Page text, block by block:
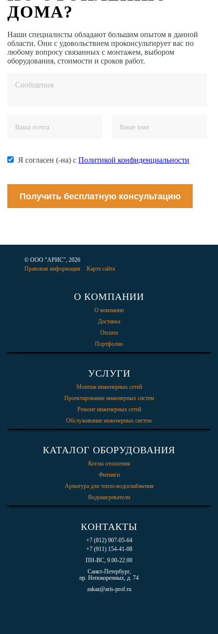
ДОМА?
Наши специалисты обладают большим опытом в данной
области. Они с удовольствием проконсультирует вас по
любому вопросу связанных с монтажем, выбором
оборудования, стоимости и сроков работ.
Я согласен (-на) с Политикой конфиденциальности
Получить бесплатную консультацию
© ООО "АРИС", 2026
Правовая информация
Карта сайта
О КОМПАНИИ
О компании
Доставка
Оплата
Портфолио
УСЛУГИ
Монтаж инженерных сетей
Проектирование инженерных систем
Ремонт инженерных сетей
Обслуживание инженерных систем
КАТАЛОГ ОБОРУДОВАНИЯ
Котлы отопления
Фитинги
Арматура для тепло-водоснабжения
Водонагреватели
КОНТАКТЫ
+7 (812) 907-05-64
+7 (911) 154-41-08
ПН-ВС, 9.00-22.00
Санкт-Петербург,
пр. Непокоренных, д. 74
zakaz@aris-prof.ru